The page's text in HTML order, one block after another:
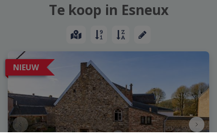
Te koop in Esneux
NIEUW